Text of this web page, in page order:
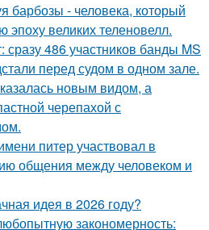
барбозы - человека, который
эпоху великих теленовелл.
сразу 486 участников банды MS
перед судом в одном зале.
новым видом, а
черепахой с
питер участвовал в
общения между человеком и
идея в 2026 году?
закономерность: